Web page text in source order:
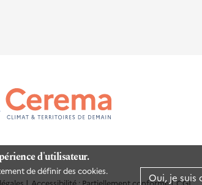
d'utilisateur.
de définir des cookies.
Oui, je suis
Accessibilité : Partiellement conforme CGI